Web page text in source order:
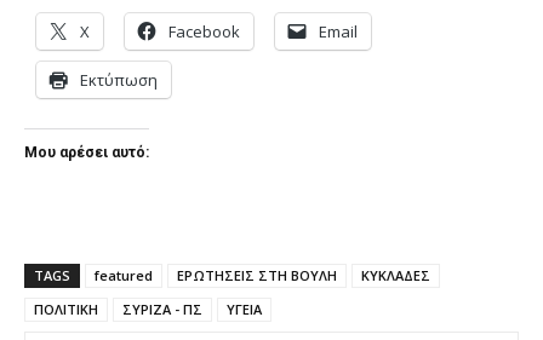
X Facebook Email
Εκτύπωση
Μου αρέσει αυτό:
TAGS featured ΕΡΩΤΗΣΕΙΣ ΣΤΗ ΒΟΥΛΗ
ΚΥΚΛΑΔΕΣ
ΠΟΛΙΤΙΚΗ
ΣΥΡΙΖΑ - ΠΣ ΥΓΕΙΑ